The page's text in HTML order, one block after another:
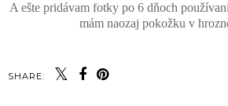
A ešte pridávam fotky po 6 dňoch
mám naozaj pokožku v
SHARE: